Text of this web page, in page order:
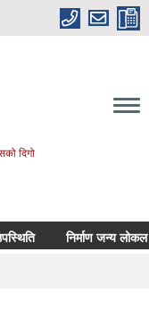
दिगो
निर्माण जन्य लोकल